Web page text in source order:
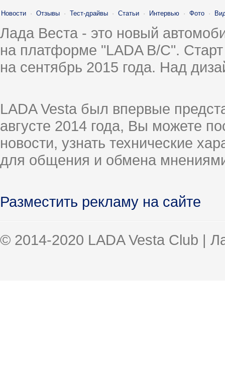
Новости · Отзывы · Тест-драйвы · Статьи · Интервью · Фото ·
Лада Веста - это новый
на платформе "LADA B/C".
на сентябрь 2015 года. Над
LADA Vesta был впервые
августе 2014 года, Вы можете
новости, узнать технические
для общения и обмена
Разместить рекламу на сайте
© 2014-2020 LADA Vesta Club |